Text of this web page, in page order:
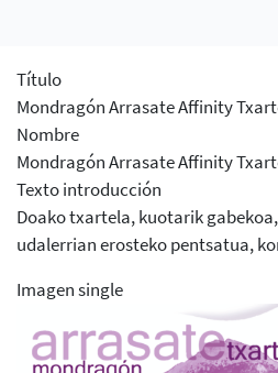
Título
Mondragón Arrasate Affinity
Nombre
Mondragón Arrasate Affinity
Texto introducción
Doako txartela, kuotarik
udalerrian erosteko pentsatua,
Imagen single